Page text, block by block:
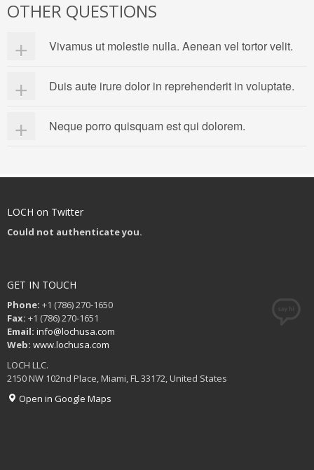
OTHER QUESTIONS
Vivamus ut molestie nulla. Aenean vel tortor velit.
varius tortor. Quisque sit amet leo purus, eget accumsan lorem.
Curabitur fringilla ipsum id quam lacinia venenatis.
Duis aute irure dolor in reprehenderit in voluptate.
varius tortor. Quisque sit amet leo purus, eget accumsan lorem.
Curabitur fringilla ipsum id quam lacinia venenatis.
Neque porro quisquam est qui dolorem.
Curabitur fringilla ipsum id quam lacinia venenatis.
LOCH on Twitter
Could not authenticate you.
GET IN TOUCH
Phone: +1 (786) 270-1650
Fax: +1 (786) 270-1651
Email: info@lochusa.com
Web: www.lochusa.com
LOCH LLC.
2150 NW 102nd Place, Miami, FL 33172, United States
Open in Google Maps